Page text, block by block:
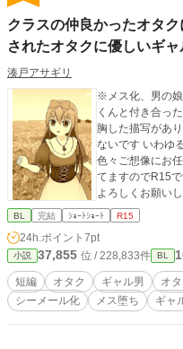
クラスの仲良かったオタ
されたオタクに優しいギャ
湊戸アサギリ
※メス化、男の
くんと付き合っ
胸した描写があ
ないです いわゆ
色々ご想像にお
てますのでR15です 閲覧ありがとうございます。他
よろしくお願い
BL 完結 ｼｮｰﾄｼｮｰﾄ R15
24h.ポイント 7pt
小説 37,855 位 / 228,833件 BL
短編 オタク ギャル男 オ
シーメール化
メス堕ち ギャ